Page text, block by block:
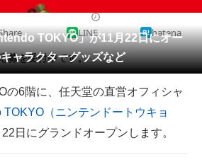
ページ
レンド
TOKYO」が11月22日にオー
ャラクターグッズなど
LINE hatena
募を受付中です。
6階に、任天堂の直営オフィシャ
TOKYO（ニンテンドートウキョ
日にグランドオープンします。